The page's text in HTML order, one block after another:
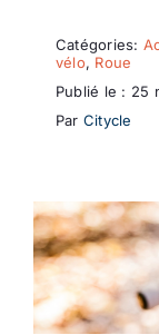
Catégories:
vélo, Roue
Publié le : 25
Par Citycle